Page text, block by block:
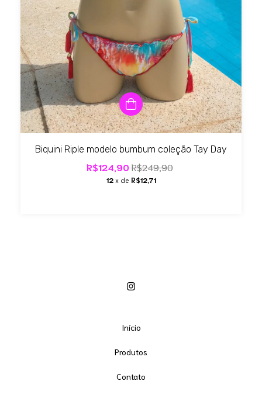
Biquini Riple modelo bumbum coleção Tay Day
R$124,90R$249,90
12 x de R$12,71
Início
Produtos
Contato